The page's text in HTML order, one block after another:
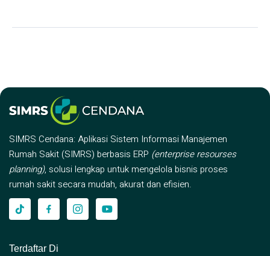
SIMRS Cendana: Aplikasi Sistem Informasi Manajemen
Rumah Sakit (SIMRS) berbasis ERP (enterprise resourses
planning), solusi lengkap untuk mengelola bisnis proses
rumah sakit secara mudah, akurat dan efisien.
Terdaftar Di